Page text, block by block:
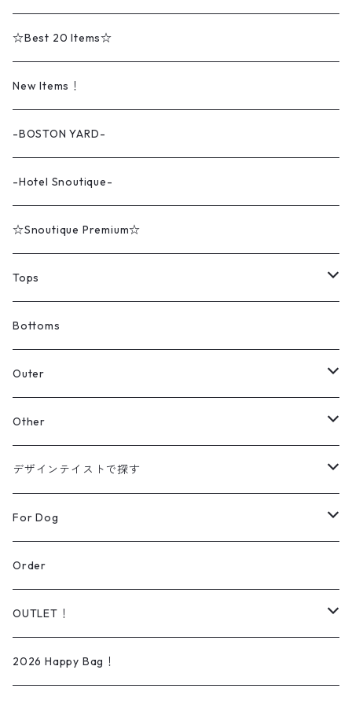
☆Best 20 Items☆
New Items！
-BOSTON YARD-
-Hotel Snoutique-
☆Snoutique Premium☆
Tops
Tシャツ
スウェット
パーカー
シャツ
ニット
Bottoms
Outer
カーディガン
【Original】
ジャケット
【Original】
Other
帽子
バッグ
シューズ
ソックス
タオル
デザインテイストで探す
ラインアート
リアルデザイン
オーダー可能商品
イラスト/ペイントアート
For Dog
Wear
Daily wear
Rain wear
Dog lead＆Harness
Bed
Order
OUTLET！
iPhone ケース
2026 Happy Bag！